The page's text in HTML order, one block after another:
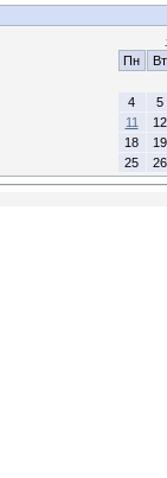
Пн
Вт
4
5
11
12
18
19
25
26